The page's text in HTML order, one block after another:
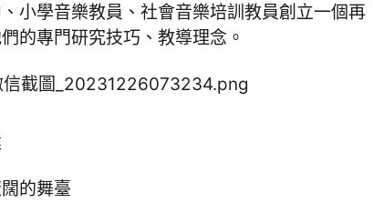
小學音樂教員、社會音樂培訓教員創立一個再
的專門研究技巧、教導理念。
的舞臺